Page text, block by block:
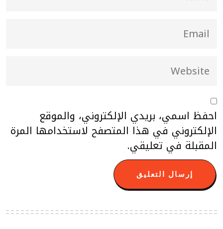
احفظ اسمي، بريدي الإلكتروني، والموقع
الإلكتروني في هذا المتصفح لاستخدامها المرة
المقبلة في تعليقي.